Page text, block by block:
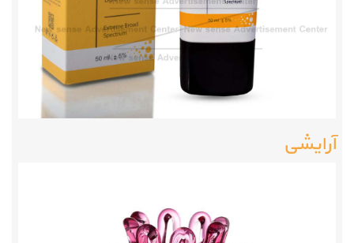
آرایشی